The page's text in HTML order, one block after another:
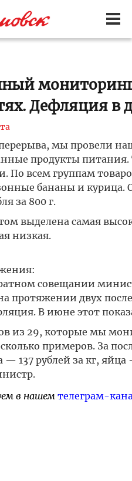
Дефляция в
перерыва, мы провели
продукты
По всем группам
бананы и
за 800 г.
выделена самая
низкая.
совещании
протяжении двух
В июне этот
из 29, которые мы
примеров. За
— 137 рублей за кг,
в нашем телеграм-